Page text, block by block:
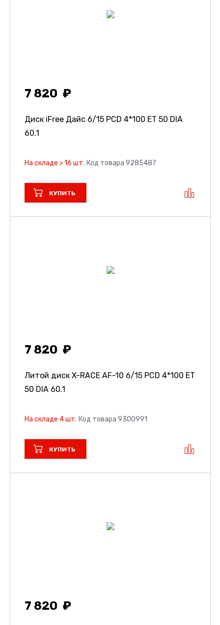
7 820
Диск iFree Дайс 6/15 PCD 4*100 ET 50 DIA
60.1
На складе > 16 шт. Код товара 9285487
КУПИТЬ
7 820
Литой диск X-RACE AF-10 6/15 PCD 4*100 ET
50 DIA 60.1
На складе 4 шт. Код товара 9300991
КУПИТЬ
7 820